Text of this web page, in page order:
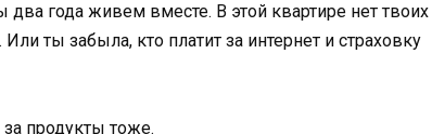
года живем вместе. В этой квартире нет твоих
ты забыла, кто платит за интернет и страховку
продукты тоже.